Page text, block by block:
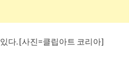
다. [사진=클립아트 코리아]